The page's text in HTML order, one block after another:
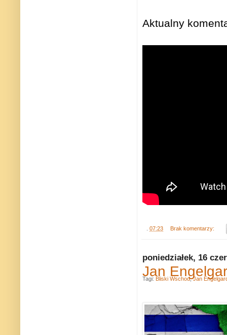
Aktualny
07:23 Brak komentarzy:
poniedziałek, 16
Jan
Tagi: Bliski Wschod,Jan